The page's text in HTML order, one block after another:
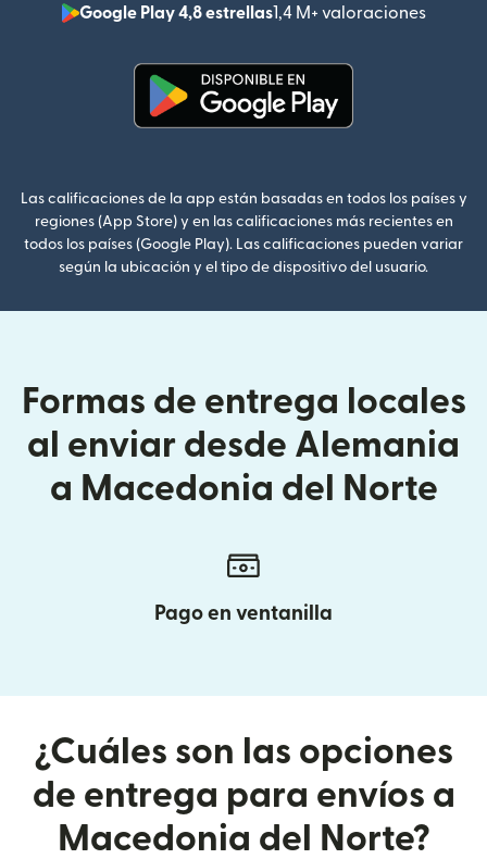
Google Play 4,8 estrellas1,4 M+ valoraciones
(se
Las calificaciones de la app están basadas en todos los países y
regiones (App Store) y en las calificaciones más recientes en
todos los países (Google Play). Las calificaciones pueden variar
según la ubicación y el tipo de dispositivo del usuario.
Formas de entrega locales
al enviar desde Alemania
a Macedonia del Norte
Pago en ventanilla
¿Cuáles son las opciones
de entrega para envíos a
Macedonia del Norte?